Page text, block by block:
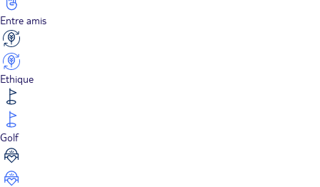
Entre amis
Ethique
Golf